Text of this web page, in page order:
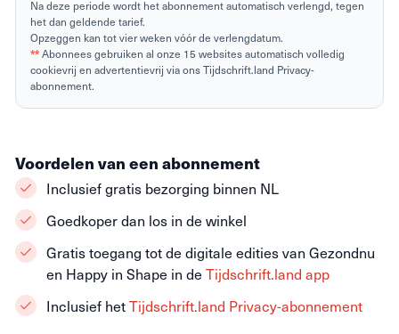
Na deze periode wordt het abonnement automatisch verlengd, tegen
het dan geldende tarief.
Opzeggen kan tot vier weken vóór de verlengdatum.
**Abonnees gebruiken al onze 15 websites automatisch volledig
cookievrij en advertentievrij via ons Tijdschrift.land Privacy-
abonnement.
Voordelen van een abonnement
Inclusief gratis bezorging binnen NL
Goedkoper dan los in de winkel
Gratis toegang tot de digitale edities van Gezondnu
en Happy in Shape in de Tijdschrift.land app
Inclusief hetTijdschrift.land Privacy-abonnement